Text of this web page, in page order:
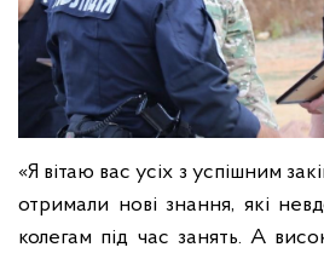
«Я вітаю вас усіх з успішним
отримали нові знання, які
колегам під час занять. А